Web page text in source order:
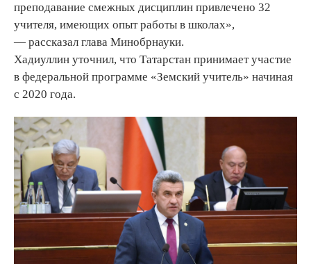
преподавание смежных дисциплин привлечено 32
учителя, имеющих опыт работы в школах»,
— рассказал глава Минобрнауки.
Хадиуллин уточнил, что Татарстан принимает участие
в федеральной программе «Земский учитель» начиная
с 2020 года.